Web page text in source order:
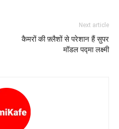
Next article
कैमरों की फ़्लैशों से परेशान हैं सुपर
मॉडल पद्मा लक्ष्‍मी